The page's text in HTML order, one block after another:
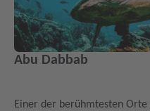
Abu Dabbab
Einer der berühmtesten Orte